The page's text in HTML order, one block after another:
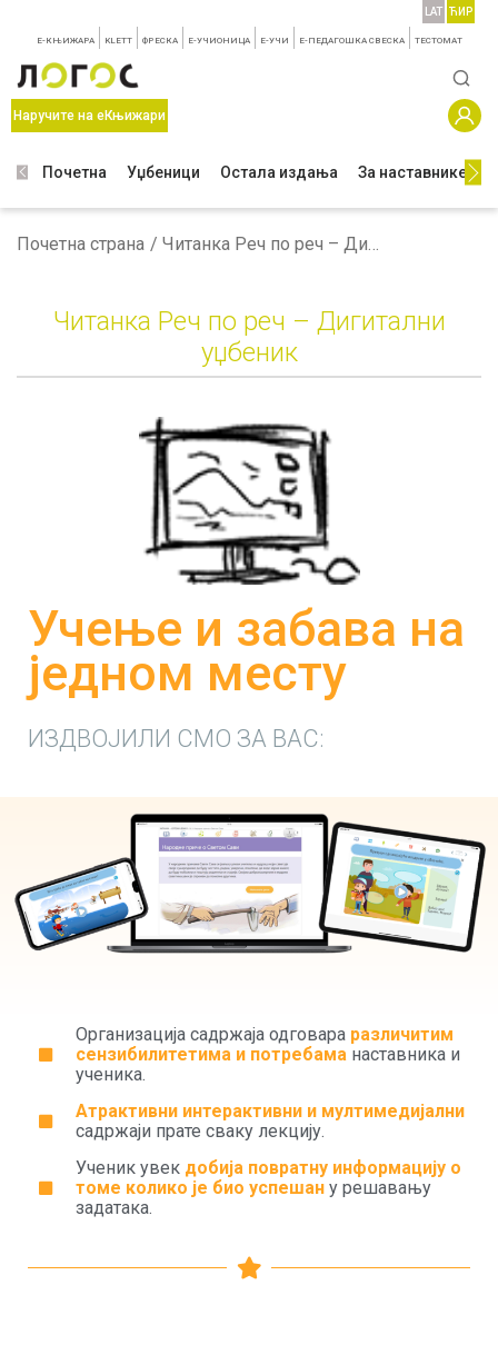
E-КЊИЖАРА KLETT ФРЕСКА E-УЧИОНИЦА E-УЧИ Е-ПЕДАГОШКА СВЕСКА TЕСТОМАТ
LAT ЋИР
Наручите на еКњижари
Почетна Уџбеници Остала издања За наставнике
Почетна страна Читанка Реч по реч – Дигитални уџбеник
Читанка Реч по реч – Дигитални
уџбеник
Учење и забава на
једном месту
ИЗДВОЈИЛИ СМО ЗА ВАС:
Организација садржаја одговара различитим
сензибилитетима и потребама наставника и
ученика.
Атрактивни интерактивни и мултимедијални
садржаји прате сваку лекцију.
Ученик увек добија повратну информацију о
томе колико је био успешану решавању
задатака.